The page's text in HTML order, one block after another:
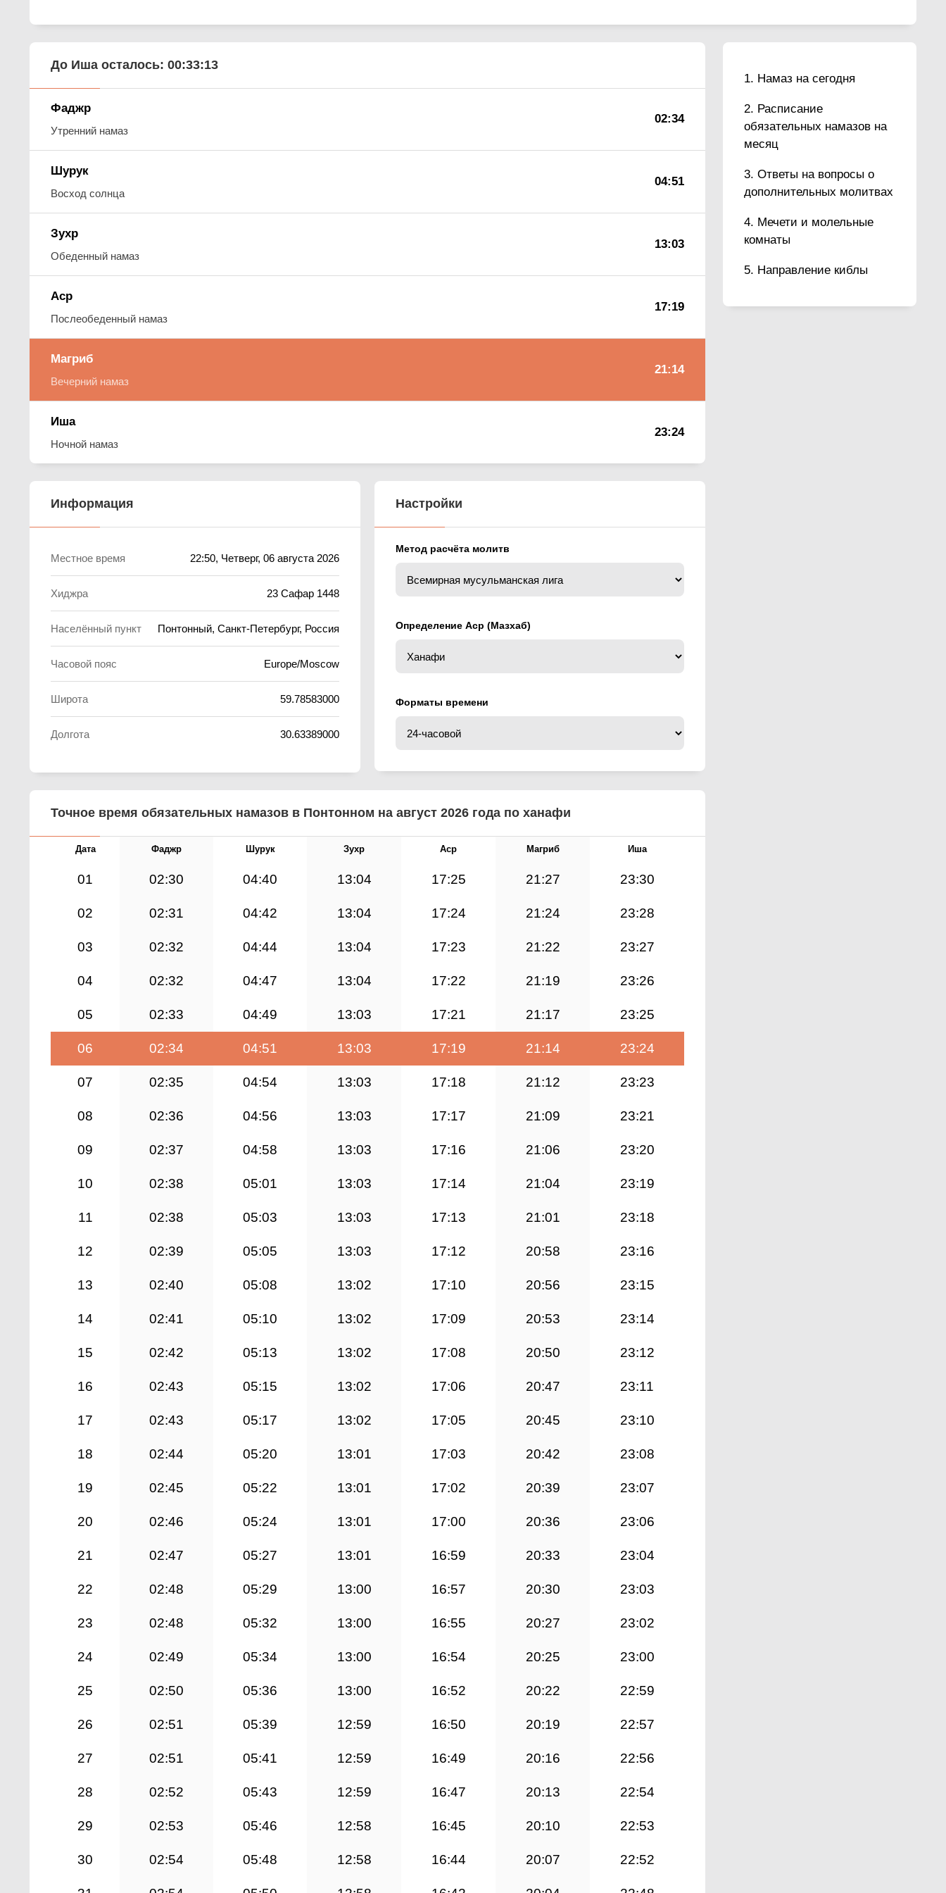
Намаз на сегодня
Расписание
обязательных намазов на
месяц
Ответы на вопросы о
дополнительных молитвах
Мечети и молельные
комнаты
Направление киблы
До Иша осталось: 00:33:12
Фаджр
Утренний намаз
02:34
Шурук
Восход солнца
04:51
Зухр
Обеденный намаз
13:03
Аср
Послеобеденный намаз
17:19
Магриб
Вечерний намаз
21:14
Иша
Ночной намаз
23:24
Информация
Местное время 22:50, Четверг, 06 августа 2026
Хиджра 23 Сафар 1448
Населённый пункт Понтонный, Санкт-Петербург, Россия
Часовой пояс Europe/Moscow
Широта 59.78583000
Долгота 30.63389000
Настройки
Метод расчёта молитв
Определение Аср (Мазхаб)
Форматы времени
Точное время обязательных намазов в Понтонном на август 2026 года по ханафи
Дата Фаджр Шурук Зухр Аср Магриб Иша
01 02:30 04:40 13:04 17:25 21:27 23:30
02 02:31 04:42 13:04 17:24 21:24 23:28
03 02:32 04:44 13:04 17:23 21:22 23:27
04 02:32 04:47 13:04 17:22 21:19 23:26
05 02:33 04:49 13:03 17:21 21:17 23:25
06 02:34 04:51 13:03 17:19 21:14 23:24
07 02:35 04:54 13:03 17:18 21:12 23:23
08 02:36 04:56 13:03 17:17 21:09 23:21
09 02:37 04:58 13:03 17:16 21:06 23:20
10 02:38 05:01 13:03 17:14 21:04 23:19
11 02:38 05:03 13:03 17:13 21:01 23:18
12 02:39 05:05 13:03 17:12 20:58 23:16
13 02:40 05:08 13:02 17:10 20:56 23:15
14 02:41 05:10 13:02 17:09 20:53 23:14
15 02:42 05:13 13:02 17:08 20:50 23:12
16 02:43 05:15 13:02 17:06 20:47 23:11
17 02:43 05:17 13:02 17:05 20:45 23:10
18 02:44 05:20 13:01 17:03 20:42 23:08
19 02:45 05:22 13:01 17:02 20:39 23:07
20 02:46 05:24 13:01 17:00 20:36 23:06
21 02:47 05:27 13:01 16:59 20:33 23:04
22 02:48 05:29 13:00 16:57 20:30 23:03
23 02:48 05:32 13:00 16:55 20:27 23:02
24 02:49 05:34 13:00 16:54 20:25 23:00
25 02:50 05:36 13:00 16:52 20:22 22:59
26 02:51 05:39 12:59 16:50 20:19 22:57
27 02:51 05:41 12:59 16:49 20:16 22:56
28 02:52 05:43 12:59 16:47 20:13 22:54
29 02:53 05:46 12:58 16:45 20:10 22:53
30 02:54 05:48 12:58 16:44 20:07 22:52